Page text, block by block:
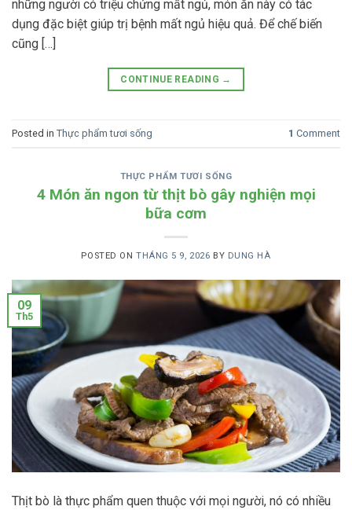
những người có triệu chứng mất ngủ, món ăn này có tác
dụng đặc biệt giúp trị bệnh mất ngủ hiệu quả. Để chế biến
cũng […]
CONTINUE READING →
Posted in Thực phẩm tươi sống 1 Comment
THỰC PHẨM TƯƠI SỐNG
4 Món ăn ngon từ thịt bò gây nghiện mọi
bữa cơm
POSTED ONTHÁNG 5 9, 2026 BY DUNG HÀ
09
Th5
Thịt bò là thực phẩm quen thuộc với mọi người, nó có nhiều